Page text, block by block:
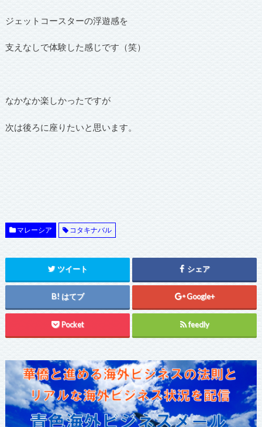
ジェットコースターの浮遊感を
支えなしで体験した感じです（笑）
なかなか楽しかったですが
次は後ろに座りたいと思います。
マレーシア コタキナバル
ツイート シェア
はてブ Google+
Pocket feedly